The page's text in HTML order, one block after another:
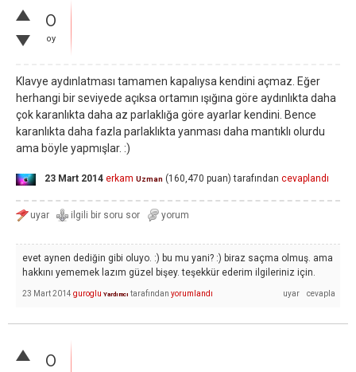
0
oy
Klavye aydınlatması tamamen kapalıysa kendini açmaz. Eğer
herhangi bir seviyede açıksa ortamın ışığına göre aydınlıkta daha
çok karanlıkta daha az parlaklığa göre ayarlar kendini. Bence
karanlıkta daha fazla parlaklıkta yanması daha mantıklı olurdu
ama böyle yapmışlar. :)
23 Mart 2014 erkam Uzman (160,470 puan) tarafından cevaplandı
evet aynen dediğin gibi oluyo. :) bu mu yani? :) biraz saçma olmuş. ama
hakkını yememek lazım güzel bişey. teşekkür ederim ilgileriniz için.
23 Mart 2014 guroglu Yardımcı tarafından yorumlandı
0